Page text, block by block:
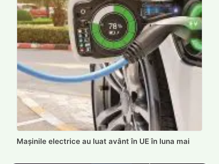
Mașinile electrice au luat avânt în UE în luna mai